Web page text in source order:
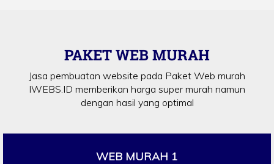
PAKET WEB MURAH
Jasa pembuatan website pada Paket Web murah
IWEBS.ID memberikan harga super murah namun
dengan hasil yang optimal
WEB MURAH 1